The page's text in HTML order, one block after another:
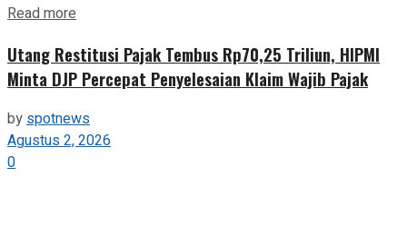
Read more
Utang Restitusi Pajak Tembus Rp70,25 Triliun, HIPMI
Minta DJP Percepat Penyelesaian Klaim Wajib Pajak
by spotnews
Agustus 2, 2026
0